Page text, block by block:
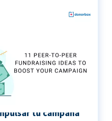
tu campaña